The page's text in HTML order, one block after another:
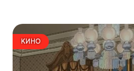
КИНО